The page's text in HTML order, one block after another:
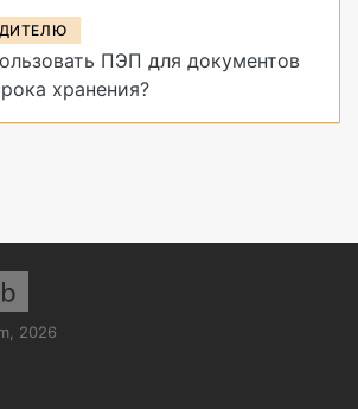
ПЭП для документов
хранения?
2026